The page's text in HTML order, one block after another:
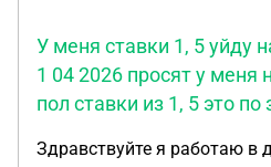
У меня ставки 1, 5 уйду
1 04 2026 просят у меня
пол ставки из 1, 5 это
Здравствуйте я работаю в